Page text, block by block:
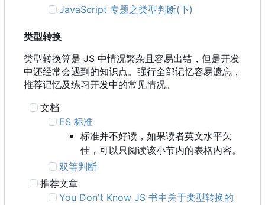
JavaScript 专题之类型判断(下)
类型转换
类型转换算是 JS 中情况繁杂且容易出错，但是开发
中还经常会遇到的知识点。强行全部记忆容易遗忘，
推荐记忆及练习开发中的常见情况。
文档
ES 标准
标准并不好读，如果读者英文水平欠
佳，可以只阅读该小节内的表格内容。
双等判断
推荐文章
You Don't Know JS 书中关于类型转换的